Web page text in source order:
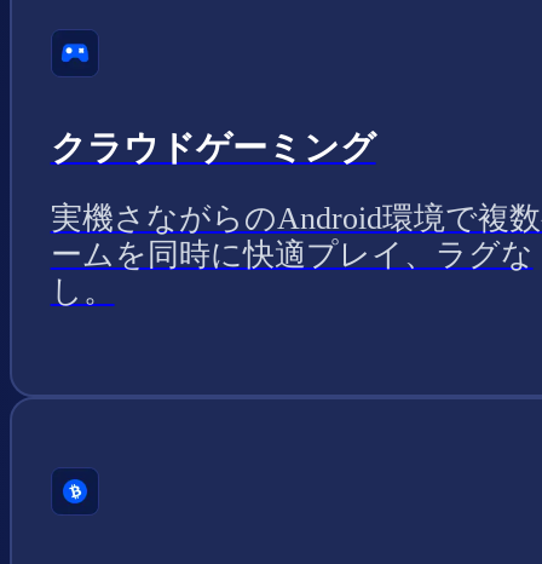
クラウドゲーミング
実機さながらのAndroid環境で複
ームを同時に快適プレイ、ラグな
し。